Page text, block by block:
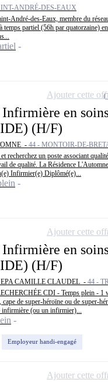
ANDRÉ-DES-EAUX
André-des-Eaux, membre du
partiel (56h par quatorzaine)
en
(H/F)
- 44 - MONTOIR-DE-
recherchez un poste associant
de qualité. La Résidence
Infirmier(e) Diplômé(e)...
Ajouter cette
en
(H/F)
CAMILLE CLAUDEL - 44 -
CDI - Temps plein - 1
de super-héroïne ou de super-
infirmière (ou un infirmier)...
Employeur handi-engagé
Ajouter cette
Ajouter cette